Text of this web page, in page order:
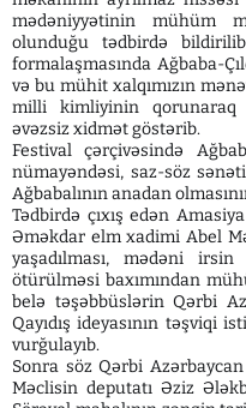
mədəniyyətinin mühüm
olunduğu tədbirdə
formalaşmasında Ağbaba-
və bu mühit xalqımızın
milli kimliyinin qorunaraq
əvəzsiz xidmət göstərib.
Festival çərçivəsində
nümayəndəsi, saz-söz
Ağbabalının anadan
Tədbirdə çıxış edən
Əməkdar elm xadimi Abel
yaşadılması, mədəni
ötürülməsi baxımından
belə təşəbbüslərin Qərbi
Qayıdış ideyasının təşviqi
vurğulayıb.
Sonra söz Qərbi
Məclisin deputatı Əziz